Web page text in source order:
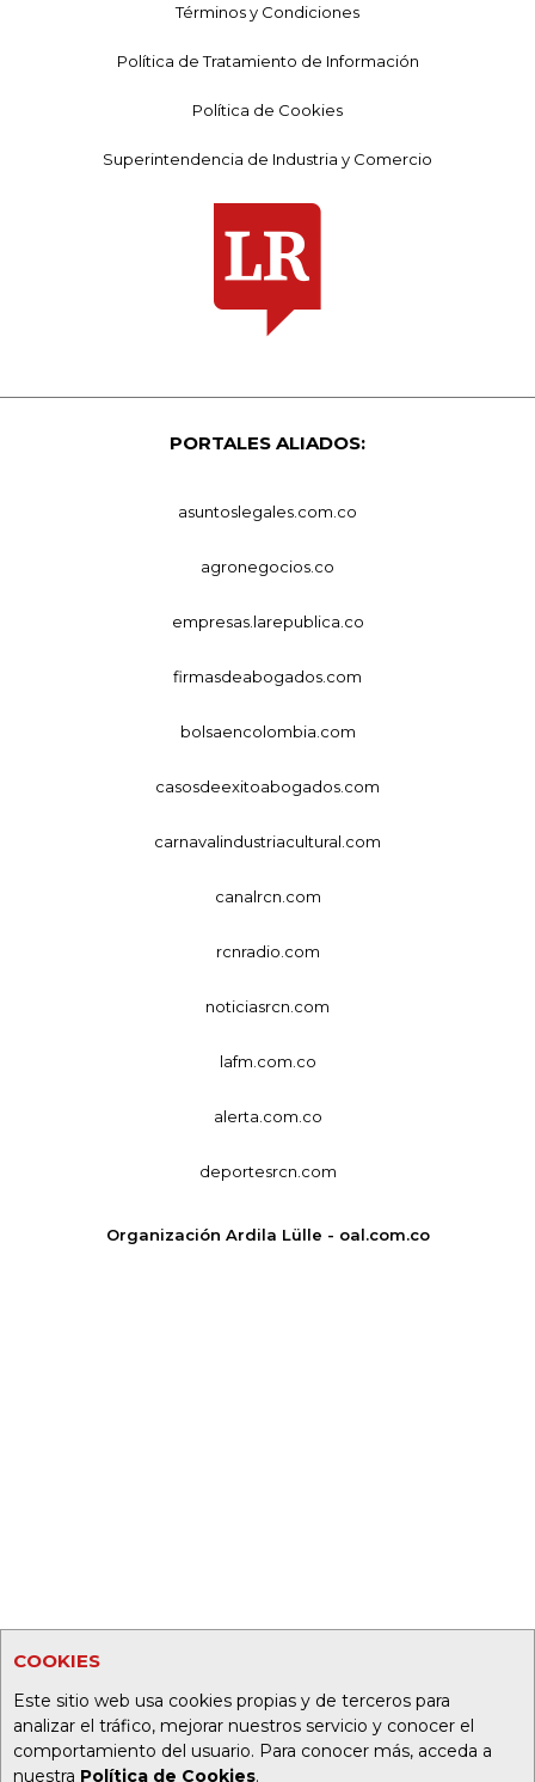
COOKIES
Este sitio web usa cookies propias y de terceros para
analizar el tráfico, mejorar nuestros servicio y conocer el
comportamiento del usuario. Para conocer más, acceda a
nuestra Política de Cookies.
Términos y Condiciones
Política de Tratamiento de Información
Política de Cookies
Superintendencia de Industria y Comercio
PORTALES ALIADOS:
asuntoslegales.com.co
agronegocios.co
empresas.larepublica.co
firmasdeabogados.com
bolsaencolombia.com
casosdeexitoabogados.com
carnavalindustriacultural.com
canalrcn.com
rcnradio.com
noticiasrcn.com
lafm.com.co
alerta.com.co
deportesrcn.com
Organización Ardila Lülle - oal.com.co